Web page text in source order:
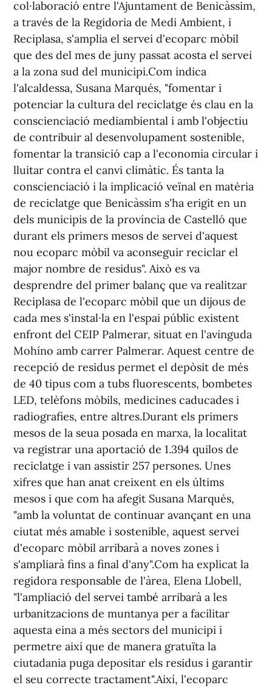
col·laboració entre l'Ajuntament de Benicàssim,
a través de la Regidoria de Medi Ambient, i
Reciplasa, s'amplia el servei d'ecoparc mòbil
que des del mes de juny passat acosta el servei
a la zona sud del municipi.Com indica
l'alcaldessa, Susana Marqués, "fomentar i
potenciar la cultura del reciclatge és clau en la
conscienciació mediambiental i amb l'objectiu
de contribuir al desenvolupament sostenible,
fomentar la transició cap a l'economia circular i
lluitar contra el canvi climàtic. És tanta la
conscienciació i la implicació veïnal en matèria
de reciclatge que Benicàssim s'ha erigit en un
dels municipis de la província de Castelló que
durant els primers mesos de servei d'aquest
nou ecoparc mòbil va aconseguir reciclar el
major nombre de residus". Això es va
desprendre del primer balanç que va realitzar
Reciplasa de l'ecoparc mòbil que un dijous de
cada mes s'instal·la en l'espai públic existent
enfront del CEIP Palmerar, situat en l'avinguda
Mohíno amb carrer Palmerar. Aquest centre de
recepció de residus permet el depòsit de més
de 40 tipus com a tubs fluorescents, bombetes
LED, telèfons mòbils, medicines caducades i
radiografies, entre altres.Durant els primers
mesos de la seua posada en marxa, la localitat
va registrar una aportació de 1.394 quilos de
reciclatge i van assistir 257 persones. Unes
xifres que han anat creixent en els últims
mesos i que com ha afegit Susana Marqués,
"amb la voluntat de continuar avançant en una
ciutat més amable i sostenible, aquest servei
d'ecoparc mòbil arribarà a noves zones i
s'ampliarà fins a final d'any".Com ha explicat la
regidora responsable de l'àrea, Elena Llobell,
"l'ampliació del servei també arribarà a les
urbanitzacions de muntanya per a facilitar
aquesta eina a més sectors del municipi i
permetre així que de manera gratuïta la
ciutadania puga depositar els residus i garantir
el seu correcte tractament".Així, l'ecoparc